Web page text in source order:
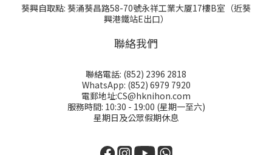
葵興自取點: 葵涌葵昌路58-70號永祥工業大厦17樓B室（近葵
興港鐵站E出口）
聯絡我們
聯絡電話: (852) 2396 2818
WhatsApp: (852) 6979 7920
電郵地址:CS@hknihon.com
服務時間: 10:30 - 19:00 (星期一至六)
星期日及公眾假期休息